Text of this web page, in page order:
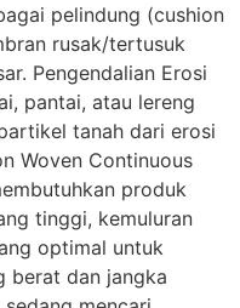
pelindung (cushion
rusak/tertusuk
Pengendalian Erosi
pantai, atau lereng
tanah dari erosi
Woven Continuous
produk
tinggi, kemuluran
optimal untuk
berat dan jangka